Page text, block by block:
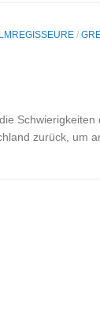
/
Schwierigkeiten
zurück, um